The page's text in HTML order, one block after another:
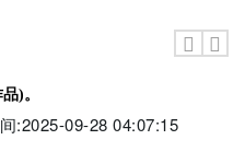
)。
:2025-09-28 04:07:15